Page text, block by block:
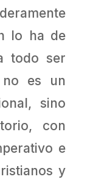
lo ha de
todo ser
no es un
sino
con
e
y